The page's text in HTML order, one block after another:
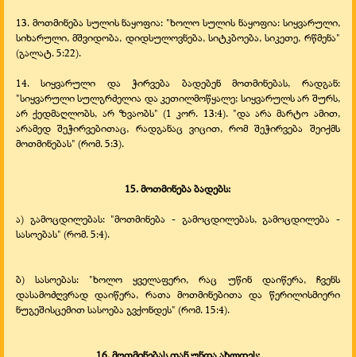
13. მოთმინება სულის ნაყოფია: "ხოლო სულის ნაყოფია: სიყვარული,
სიხარული, მშვიდობა, დიდსულოვნება, სიტკბოება, სიკეთე, რწმენა"
(გალატ. 5:22).
14. სიყვარული და ჭირვება ბადებენ მოთმინებას, რადგან:
"სიყვარული სულგრძელია და კეთილმოწყალე; სიყვარულს არ შურს,
არ ქედმაღლობს, არ ზვაობს" (1 კორ. 13:4). "და არა მარტო ამით,
არამედ შეჭირვებითაც, რადგანაც ვიცით, რომ შეჭირვება შეიქმს
მოთმინებას" (რომ. 5:3).
15. მოთმინება ბადებს:
ა) გამოცდილებას: "მოთმინება - გამოცდილებას, გამოცდილება -
სასოებას" (რომ. 5:4).
ბ) სასოებას: "ხოლო ყველაფერი, რაც უწინ დაიწერა, ჩვენს
დასამოძღვრად დაიწერა, რათა მოთმინებითა და წერილისმიერი
ნუგეშისცემით სასოება გვქონდეს" (რომ. 15:4).